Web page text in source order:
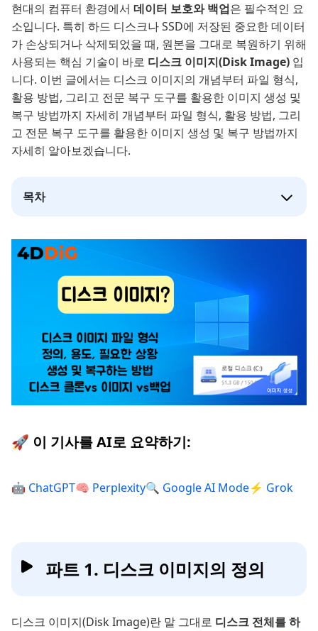
현대의 컴퓨터 환경에서 데이터 보호와 백업은 필수적인 요
소입니다. 특히 하드 디스크나 SSD에 저장된 중요한 데이터
가 손상되거나 삭제되었을 때, 원본을 그대로 복원하기 위해
사용되는 핵심 기술이 바로 디스크 이미지(Disk Image) 입
니다. 이번 글에서는 디스크 이미지의 개념부터 파일 형식,
활용 방법, 그리고 전문 복구 도구를 활용한 이미지 생성 및
복구 방법까지 자세히 개념부터 파일 형식, 활용 방법, 그리
고 전문 복구 도구를 활용한 이미지 생성 및 복구 방법까지
자세히 알아보겠습니다.
목차
🚀 이 기사를 AI로 요약하기:
🤖 ChatGPT🧠 Perplexity🔍 Google AI Mode⚡ Grok
파트 1. 디스크 이미지의 정의
디스크 이미지(Disk Image)란 말 그대로 디스크 전체를 하